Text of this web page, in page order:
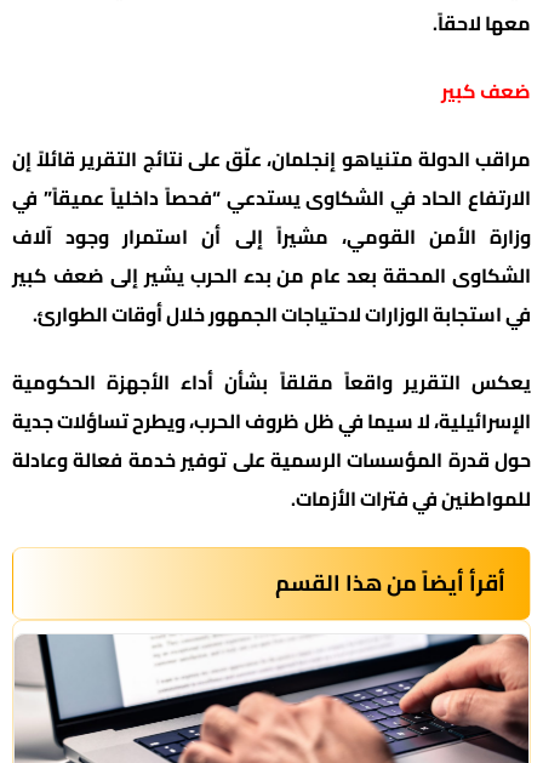
معها لاحقاً.
ضعف كبير
مراقب الدولة متنياهو إنجلمان، علّق على نتائج التقرير قائلاً إن
الارتفاع الحاد في الشكاوى يستدعي “فحصاً داخلياً عميقاً” في
وزارة الأمن القومي، مشيراً إلى أن استمرار وجود آلاف
الشكاوى المحقة بعد عام من بدء الحرب يشير إلى ضعف كبير
في استجابة الوزارات لاحتياجات الجمهور خلال أوقات الطوارئ.
يعكس التقرير واقعاً مقلقاً بشأن أداء الأجهزة الحكومية
الإسرائيلية، لا سيما في ظل ظروف الحرب، ويطرح تساؤلات جدية
حول قدرة المؤسسات الرسمية على توفير خدمة فعالة وعادلة
للمواطنين في فترات الأزمات.
أقرأ أيضاً من هذا القسم